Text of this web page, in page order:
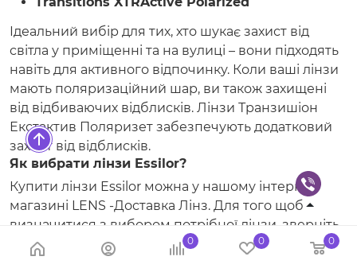
Ідеальний вибір для тих, хто шукає захист від
світла у приміщенні та на вулиці – вони підходять
навіть для активного відпочинку. Коли ваші лінзи
мають поляризаційний шар, ви також захищені
від відбиваючих відблисків. Лінзи Транзишіон
Екстактив Поляризет забезпечують додатковий
захист від відблисків.
Як вибрати лінзи Essilor?
Купити лінзи Essilor можна у нашому інтернет
магазині LENS -Доставка Лінз. Для того щоб
визначитися з вибором потрібної лінзи, зверніть
увагу на ваш рецепт і почніть вибір з покриття
0 0 0